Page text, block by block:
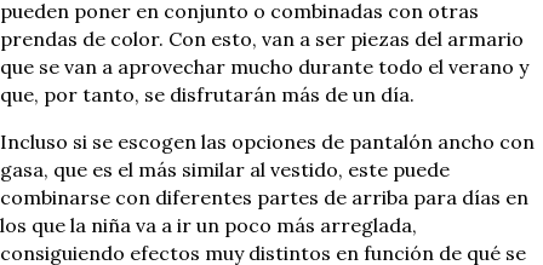
pueden poner en conjunto o combinadas con otras
prendas de color. Con esto, van a ser piezas del armario
que se van a aprovechar mucho durante todo el verano y
que, por tanto, se disfrutarán más de un día.
Incluso si se escogen las opciones de pantalón ancho con
gasa, que es el más similar al vestido, este puede
combinarse con diferentes partes de arriba para días en
los que la niña va a ir un poco más arreglada,
consiguiendo efectos muy distintos en función de qué se